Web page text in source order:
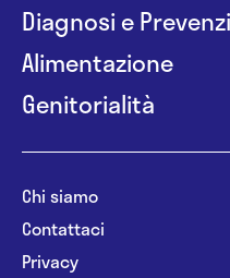
Diagnosi e
Alimentazione
Genitorialità
Chi siamo
Contattaci
Privacy